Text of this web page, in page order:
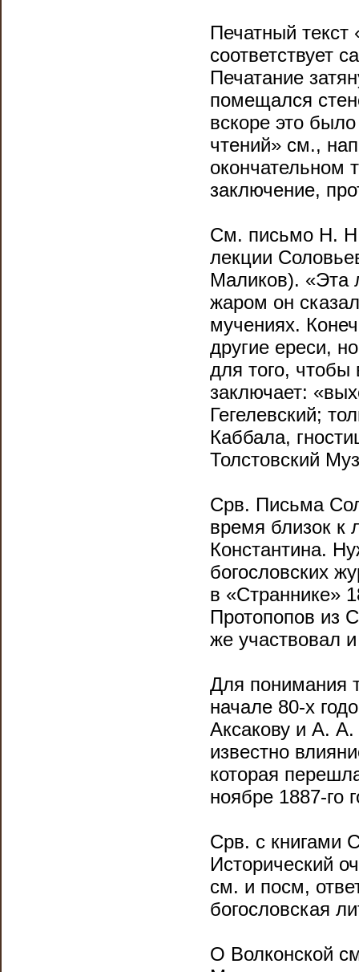
Печатный текст
соответствует
Печатание
помещался
вскоре это
чтений» см.,
окончательном
заключение,
См. пи­сьмо Η. Η.
лекции
Маликов). «Эта
жаром он
мучениях.
другие ереси,
для того, чтобы
заключает:
Гегелевский;
Каббала,
Толстовский
Срв. Письма
время близок к
Константина.
богословских
в «Страннике»
Протопопов из
же участвовал
Для понимания
начале 80-х
Аксакову и А.
известно
которая
ноябре 1887-го
Срв. с книгами
Исторический
см. и посм,
богословская
О Волконской